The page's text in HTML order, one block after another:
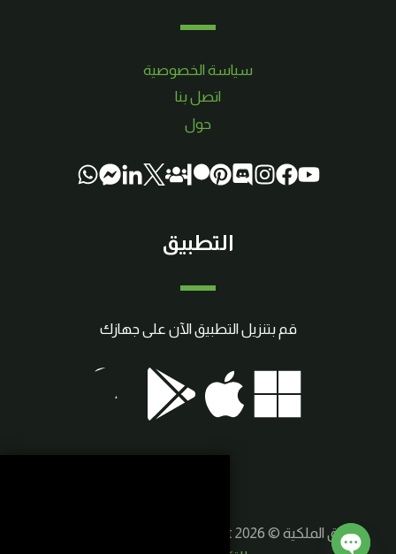
سياسة الخصوصية
اتصل بنا
حول
التطبيق
قم بتنزيل التطبيق الآن على جهازك
حقوق الملكية © 2026 SmartCraft | صنع بواسطة